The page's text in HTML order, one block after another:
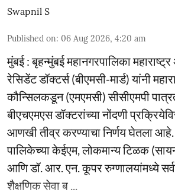
Swapnil S
Published on: 06 Aug 2026, 4:20 am
मुंबई : बृहन्मुंबई महानगरपालिका
रेसिडेंट डॉक्टर्स (बीएमसी-मार्ड) यांनी
कौन्सिलकडून (एमएमसी) सीसीएमपी
बीएचएमएस डॉक्टरांच्या नोंदणी
आणखी तीव्र करण्याचा निर्णय घेतला
पालिकेच्या केईएम, लोकमान्य टिळक
आणि डॉ. आर. एन. कूपर रुग्णालयांमध्ये
शैक्षणिक सेवा ब ...